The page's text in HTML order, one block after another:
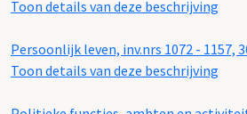
Toon details van deze beschrijving
Persoonlijk leven, inv.nrs 1072 - 1157,
Toon details van deze beschrijving